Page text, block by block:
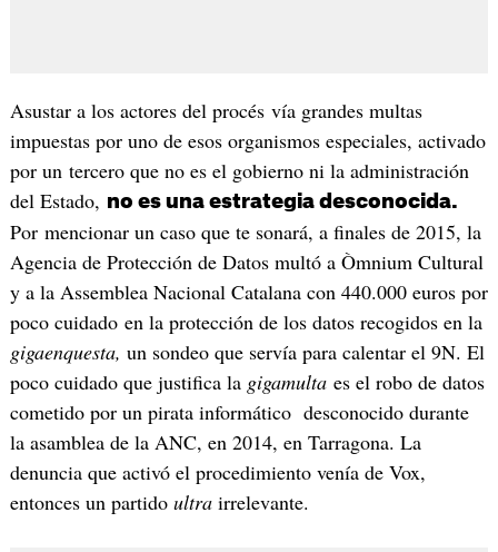
Asustar a los actores del procés vía grandes multas
impuestas por uno de esos organismos especiales, activado
por un tercero que no es el gobierno ni la administración
del Estado, no es una estrategia desconocida.
Por mencionar un caso que te sonará, a finales de 2015, la
Agencia de Protección de Datos multó a Òmnium Cultural
y a la Assemblea Nacional Catalana con 440.000 euros por
poco cuidado en la protección de los datos recogidos en la
gigaenquesta, un sondeo que servía para calentar el 9N. El
poco cuidado que justifica la gigamultaes el robo de datos
cometido por un pirata informático desconocido durante
la asamblea de la ANC, en 2014, en Tarragona. La
denuncia que activó el procedimiento venía de Vox,
entonces un partido ultrairrelevante.